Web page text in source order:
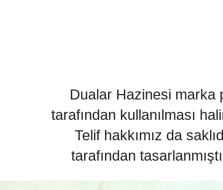
Dualar Hazinesi marka
tarafından kullanılması
Telif hakkımız da
tarafından